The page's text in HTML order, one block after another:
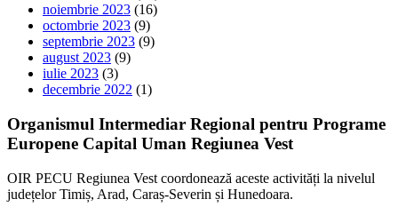
noiembrie 2023 (16)
octombrie 2023 (9)
septembrie 2023 (9)
august 2023 (9)
iulie 2023 (3)
decembrie 2022 (1)
Organismul Intermediar Regional pentru Programe
Europene Capital Uman Regiunea Vest
OIR PECU Regiunea Vest coordonează aceste activități la nivelul
județelor Timiș, Arad, Caraș-Severin și Hunedoara.